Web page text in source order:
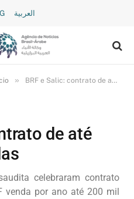
العربية
» BRF e Salic: contrato de até 200 mil toneladas
de até
celebraram contrato
venda por ano até 200 mil